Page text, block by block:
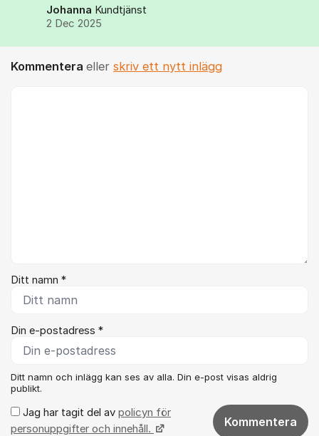
Johanna Kundtjänst
2 Dec 2025
Kommentera eller skriv ett nytt inlägg
Ditt namn *
Din e-postadress *
Ditt namn och inlägg kan ses av alla. Din e-post visas aldrig
publikt.
Jag har tagit del av policyn för
personuppgifter och innehåll.
Kommentera